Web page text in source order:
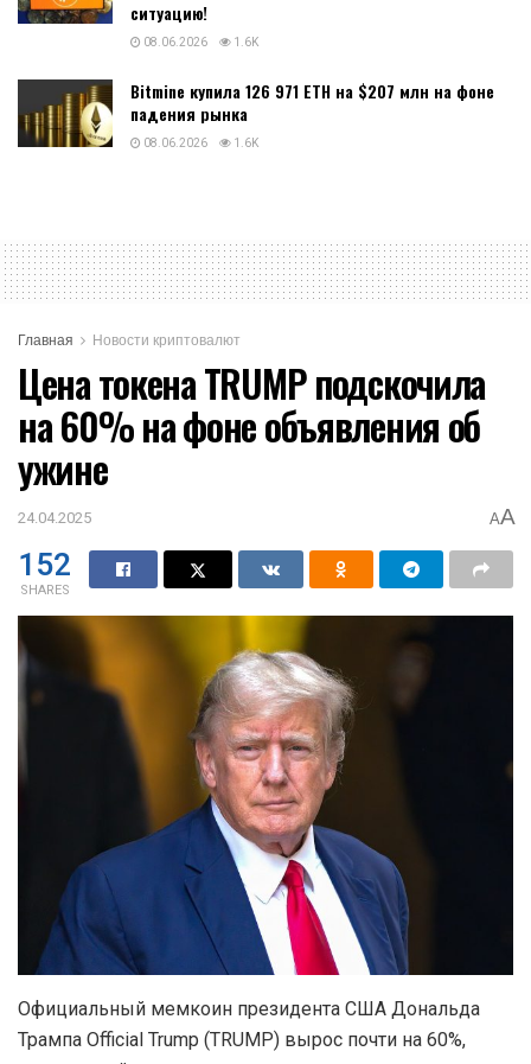
ситуацию!
08.06.2026 1.6K
Bitmine купила 126 971 ETH на $207 млн на фоне
падения рынка
08.06.2026 1.6K
Главная Новости криптовалют
Цена токена TRUMP подскочила
на 60% на фоне объявления об
ужине
24.04.2025 AA
152
SHARES
Официальный мемкоин президента США Дональда
Трампа Official Trump (TRUMP) вырос почти на 60%,